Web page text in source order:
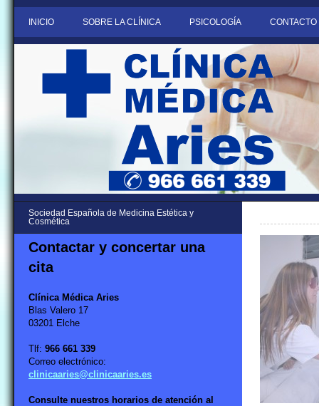
INICIO SOBRE LA CLÍNICA PSICOLOGÍA CONTACTO
Sociedad Española de Medicina Estética y
Cosmética
Contactar y concertar una
cita
Clínica Médica Aries
Blas Valero 17
03201 Elche
Tlf: 966 661 339
Correo electrónico:
clinicaaries@clinicaaries.es
Consulte nuestros horarios de atención al